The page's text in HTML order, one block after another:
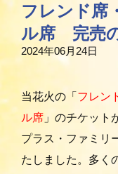
フレンド席
ル席 完売
2024年06月24日
当花火の「 フレン
ル席 」のチケット
プラス・ファミリ
たしました。多く